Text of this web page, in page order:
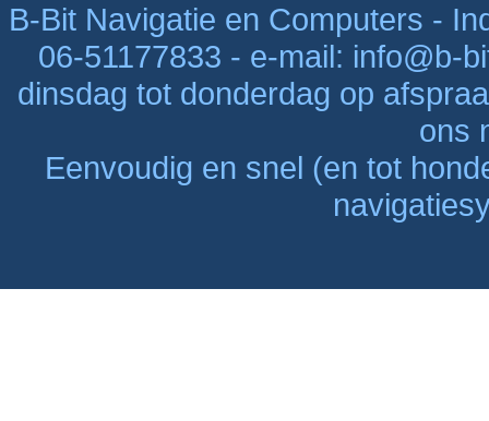
B-Bit Navigatie en Computers -
06-51177833 - e-mail: info@b-
dinsdag tot donderdag op
ons
Eenvoudig en snel (en tot